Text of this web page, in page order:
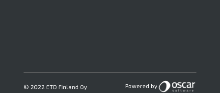
© 2022 ETD Finland Oy Powered by